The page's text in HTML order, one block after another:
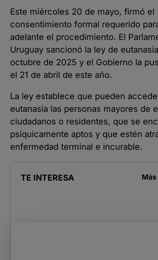
Este miércoles 20 de mayo, firmó el
consentimiento formal requerido
adelante el procedimiento. El
Uruguay sancionó la ley de
octubre de 2025 y el Gobierno la
el 21 de abril de este año.
La ley establece que pueden
eutanasia las personas mayores de
ciudadanos o residentes, que se
psíquicamente aptos y que estén
enfermedad terminal e incurable.
TE INTERESA Más